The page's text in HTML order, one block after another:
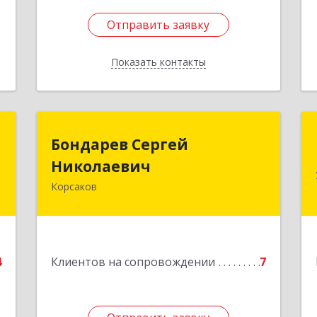
Отправить заявку
Показать контакты
Отправить заявку
Назад
Бондарев Сергей
Николаевич
Корсаков
Клиентов на сопровождении 7
Бондарев Сергей
Николаевич